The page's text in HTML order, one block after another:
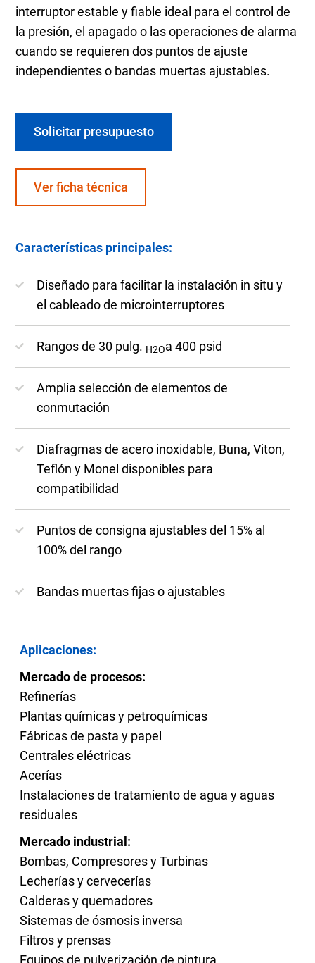
interruptor estable y fiable ideal para el control de
la presión, el apagado o las operaciones de alarma
cuando se requieren dos puntos de ajuste
independientes o bandas muertas ajustables.
Solicitar presupuesto
Ver ficha técnica
Características principales:
Diseñado para facilitar la instalación in situ y
el cableado de microinterruptores
Rangos de 30 pulg. H2Oa 400 psid
Amplia selección de elementos de
conmutación
Diafragmas de acero inoxidable, Buna, Viton,
Teflón y Monel disponibles para
compatibilidad
Puntos de consigna ajustables del 15% al
100% del rango
Bandas muertas fijas o ajustables
Aplicaciones:
Mercado de procesos:
Refinerías
Plantas químicas y petroquímicas
Fábricas de pasta y papel
Centrales eléctricas
Acerías
Instalaciones de tratamiento de agua y aguas
residuales
Mercado industrial:
Bombas, Compresores y Turbinas
Lecherías y cervecerías
Calderas y quemadores
Sistemas de ósmosis inversa
Filtros y prensas
Equipos de pulverización de pintura